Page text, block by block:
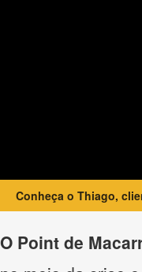
Conheça o Thiago,
O Point de